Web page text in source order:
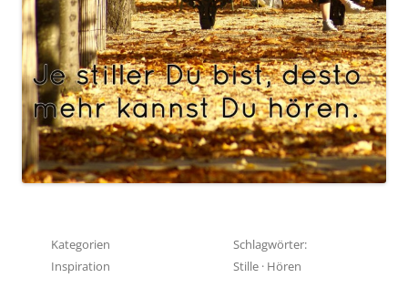
Kategorien
Inspiration
Schlagwörter:
Stille · Hören